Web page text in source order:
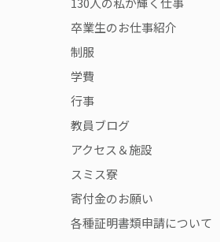
卒業生のお仕事紹介
制服
学費
行事
教員ブログ
アクセス＆施設
スミス寮
寄付金のお願い
各種証明書類申請について